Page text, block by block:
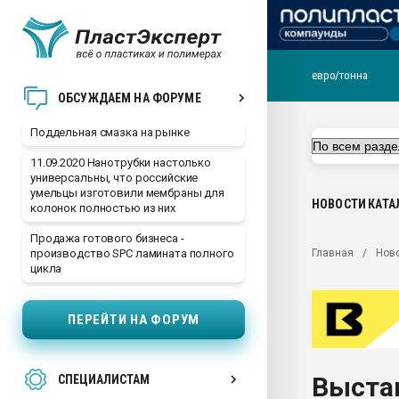
ОБСУЖДАЕМ НА ФОРУМЕ
Поддельная смазка на рынке
11.09.2020 Нанотрубки настолько
универсальны, что российские
умельцы изготовили мембраны для
колонок полностью из них
Продажа готового бизнеса -
производство SPC ламината полного
цикла
ПЕРЕЙТИ НА ФОРУМ
СПЕЦИАЛИСТАМ
ближайшее
Подмосковье, Москва
первый план в
28.07.2026
Всё, что касается
Материал поверхности
Продам отходы
евро/тонна
НОВОСТИ
Главная